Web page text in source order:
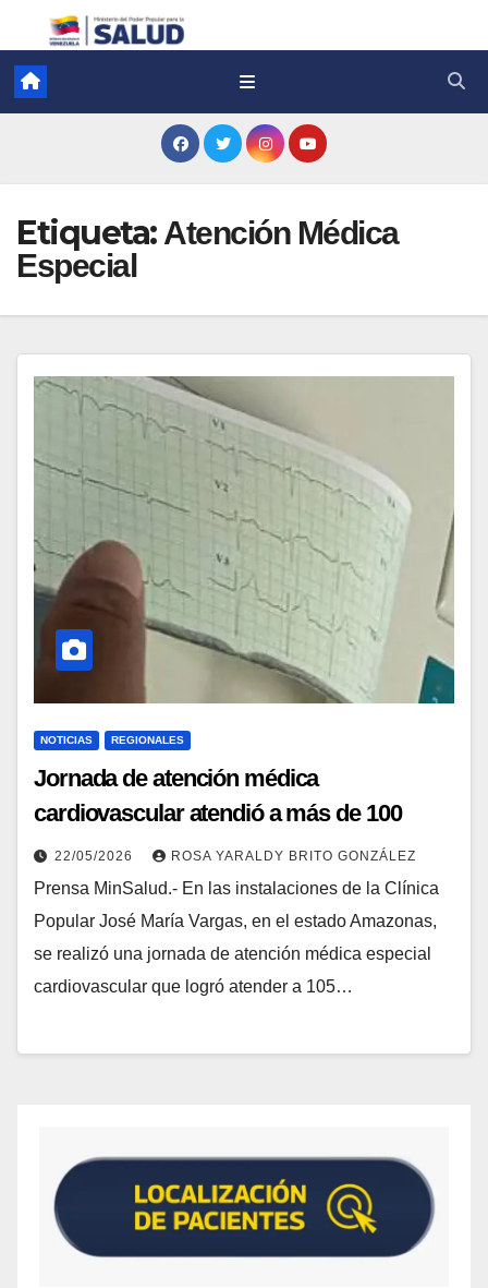
Etiqueta: Atención Médica
Especial
NOTICIAS REGIONALES
Jornada de atención médica
cardiovascular atendió a más de 100
pacientes en Amazonas
22/05/2026 ROSA YARALDY BRITO GONZÁLEZ
Prensa MinSalud.- En las instalaciones de la Clínica
Popular José María Vargas, en el estado Amazonas,
se realizó una jornada de atención médica especial
cardiovascular que logró atender a 105…